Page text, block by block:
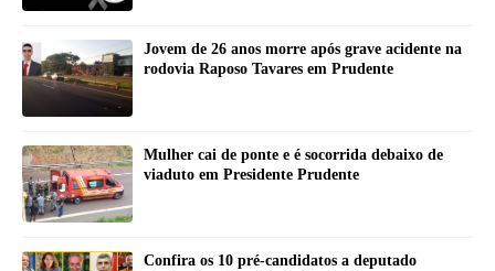
Jovem de 26 anos morre após grave acidente na
rodovia Raposo Tavares em Prudente
Mulher cai de ponte e é socorrida debaixo de
viaduto em Presidente Prudente
Confira os 10 pré-candidatos a deputado